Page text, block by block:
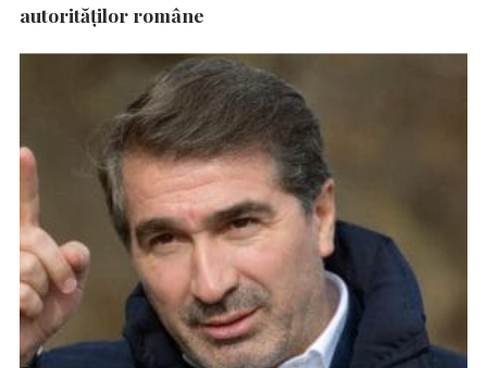
autorităţilor române